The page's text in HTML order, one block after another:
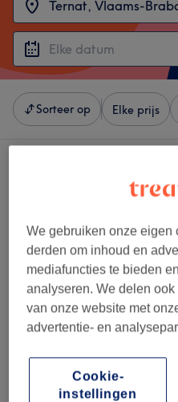
Sorteer op Elke prijs
We gebruiken onze eigen
derden om inhoud en
mediafuncties te bieden
analyseren. We delen
van onze website met
advertentie- en
Cookie-
instellingen